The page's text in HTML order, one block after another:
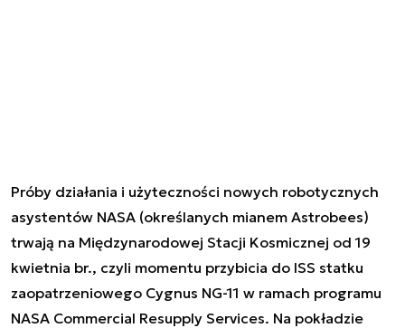
Próby działania i użyteczności nowych robotycznych
asystentów NASA (określanych mianem Astrobees)
trwają na Międzynarodowej Stacji Kosmicznej od 19
kwietnia br., czyli momentu przybicia do ISS statku
zaopatrzeniowego Cygnus NG-11 w ramach programu
NASA Commercial Resupply Services. Na pokładzie